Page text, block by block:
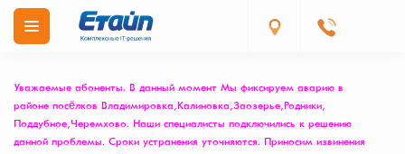
Уважаемые абоненты. В данный момент Мы фиксируем аварию в
районе посёлков Владимировка, Калиновка, Заозерье, Родники,
Поддубное, Черемхово. Наши специалисты подключились к решению
данной проблемы. Сроки устранения уточняются. Приносим извинения